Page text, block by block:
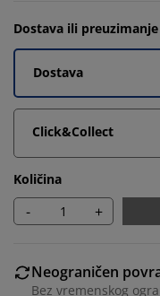
Dostava ili
Dostava
Click&Collect
Količina
- +
Neograničen
Bez vremenskog